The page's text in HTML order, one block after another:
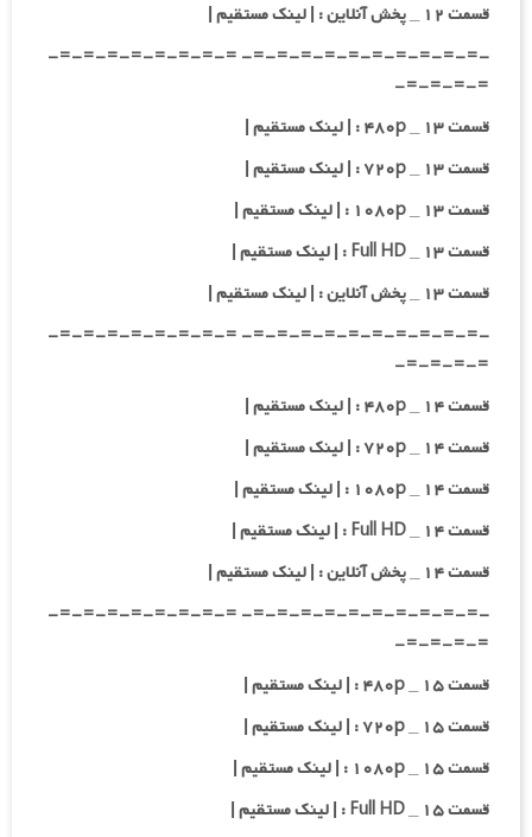
قسمت ۱۲ _ پخش آنلاین : | لینک مستقیم |
-=-=-=-=-=-=-=-=-=-=- =-=-=-=-=-=-=-=-
=-=-=-=-
قسمت ۱۳ _ ۴۸۰p : | لینک مستقیم |
قسمت ۱۳ _ ۷۲۰p : | لینک مستقیم |
قسمت ۱۳ _ ۱۰۸۰p : | لینک مستقیم |
قسمت ۱۳ _ Full HD : | لینک مستقیم |
قسمت ۱۳ _ پخش آنلاین : | لینک مستقیم |
-=-=-=-=-=-=-=-=-=-=- =-=-=-=-=-=-=-=-
=-=-=-=-
قسمت ۱۴ _ ۴۸۰p : | لینک مستقیم |
قسمت ۱۴ _ ۷۲۰p : | لینک مستقیم |
قسمت ۱۴ _ ۱۰۸۰p : | لینک مستقیم |
قسمت ۱۴ _ Full HD : | لینک مستقیم |
قسمت ۱۴ _ پخش آنلاین : | لینک مستقیم |
-=-=-=-=-=-=-=-=-=-=- =-=-=-=-=-=-=-=-
=-=-=-=-
قسمت ۱۵ _ ۴۸۰p : | لینک مستقیم |
قسمت ۱۵ _ ۷۲۰p : | لینک مستقیم |
قسمت ۱۵ _ ۱۰۸۰p : | لینک مستقیم |
قسمت ۱۵ _ Full HD : | لینک مستقیم |